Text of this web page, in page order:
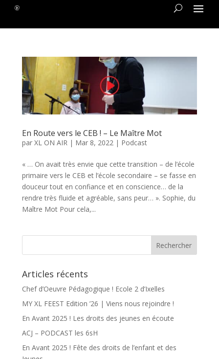
En Route vers le CEB ! – Le Maître Mot
par XL ON AIR| Mar 8, 2022| Podcast
« … On avait très envie que cette transition – de l’école
primaire vers le CEB et l’école secondaire – se fasse en
douceur tout en confiance et en conscience… de la
rendre très fluide et agréable, sans peur… ». Sophie, du
Maître Mot Pour cela,...
Articles récents
Chef d’Oeuvre Pédagogique ! Ecole 2 d’Ixelles
MY XL FEEST Edition ’26 | Viens nous rejoindre !
En Avant 2025 ! Les droits des jeunes en écoute
ACJ – PODCAST les 6sH
En Avant 2025 ! Fête des droits de l’enfant et des